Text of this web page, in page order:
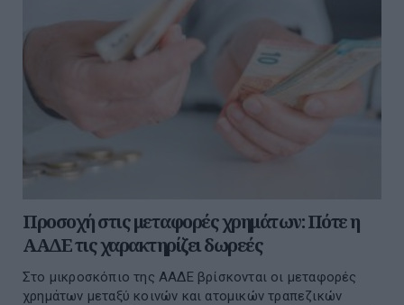
Προσοχή στις μεταφορές χρημάτων: Πότε η
ΑΑΔΕ τις χαρακτηρίζει δωρεές
Στο μικροσκόπιο της ΑΑΔΕ βρίσκονται οι μεταφορές
χρημάτων μεταξύ κοινών και ατομικών τραπεζικών